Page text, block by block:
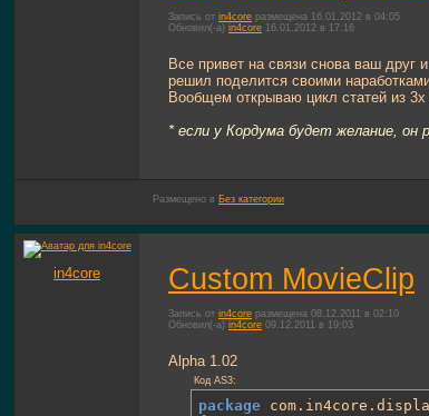
Запись от in4core размещена 16.01.2012 в 04:05
Обновил(-а) in4core 16.01.2012 в 17:16
Все привет на связи снова ваш
решил поделится своими
Вообщем открываю цикл статей из 3х
* если у Кордума будет желание, он
Размещено в Без категории
in4core Custom MovieClip
Запись от in4core размещена 08.12.2011 в 02:10
Обновил(-а) in4core 09.12.2011 в 19:03
Alpha 1.02
Код AS3:
package